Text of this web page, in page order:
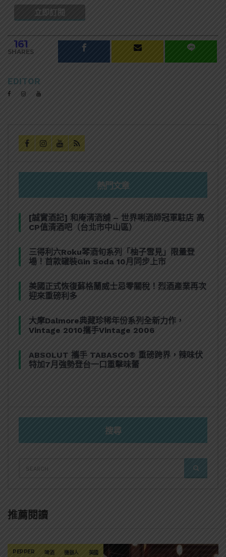
161
SHARES
EDITOR
熱門文章
[誠實酒記] 和庵清酒舖 – 世界唎酒師冠軍駐店 高
CP值清酒吧（台北市中山區）
三得利六Roku琴酒旬系列「柚子雪見」限量登
場！首款罐裝Gin Soda 10月同步上市
美國正式恢復蘇格蘭威士忌零關稅！烈酒產業再次
迎來重磅利多
大摩Dalmore典藏珍稀年份系列全新力作，
Vintage 2010攜手Vintage 2006
ABSOLUT 攜手 TABASCO® 重磅跨界，辣味伏
特加7月強勢登台一口重擊味蕾
搜尋
FOR:
SEARCH
推薦閱讀
PEPPER 啤酒 機器人 美國